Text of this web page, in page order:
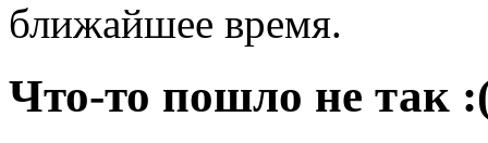
ближайшее время.
Что-то пошло не так